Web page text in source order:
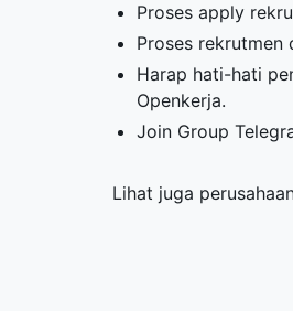
Proses apply
Proses rekrutmen
Harap hati-hati
Openkerja.
Join Group
Lihat juga